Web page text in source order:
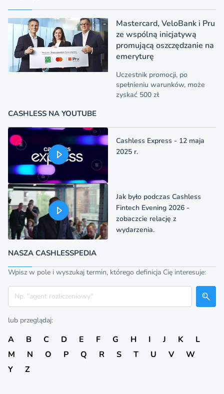
Mastercard, VeloBank i Pru
ze wspólną inicjatywą
promującą oszczędzanie na
emeryturę
Uczestnik promocji, po
spełnieniu warunków, może
zyskać 500 zł
CASHLESS NA YOUTUBE
Cashless Express - 12 maja
2025 r.
Jak było podczas Cashless
Fintech Evening 2026 -
zobaczcie relację z
wydarzenia.
NASZA CASHLESSPEDIA
Wpisz w pole i wyszukaj termin, którego definicja Cię interesuje:
Szukaj
lub przeglądaj:
A B C D E F G H I J K
L
M
N O P Q R S T U V
W
Y
Z